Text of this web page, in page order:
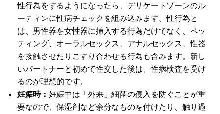
性行為をするようになったら、デリケートゾーンのル
ーティンに性病チェックを組み込みます。性行為と
は、男性器を女性器に挿入する行為だけでなく、ペッ
ティング、オーラルセックス、アナルセックス、性器
を接触させたりこすり合わせる行為も含みます。新し
いパートナーと初めて性交した後は、性病検査を受け
るのが理想的です。
妊娠時： 妊娠中は「外来」細菌の侵入を防ぐことが重
要なので、保湿剤など余分なものを付けたり、触り過